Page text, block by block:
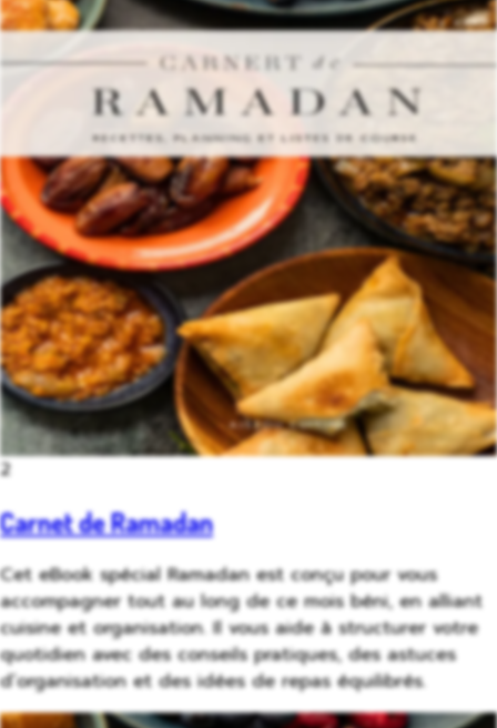
2
Carnet de Ramadan
Cet eBook spécial Ramadan est conçu pour vous
accompagner tout au long de ce mois béni, en alliant
cuisine et organisation. Il vous aide à structurer votre
quotidien avec des conseils pratiques, des astuces
d’organisation et des idées de repas équilibrés.